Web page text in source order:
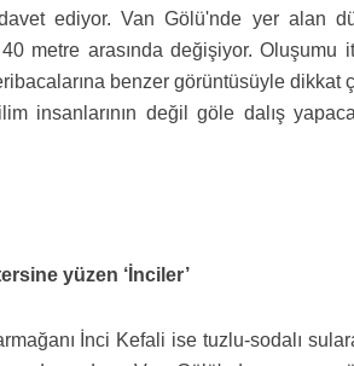
ediyor. Van Gölü'nde yer alan
metre arasında değişiyor. Oluşumu
benzer görüntüsüyle dikkat
insanlarının değil göle dalış
yüzen ‘İnciler’
İnci Kefali ise tuzlu-sodalı